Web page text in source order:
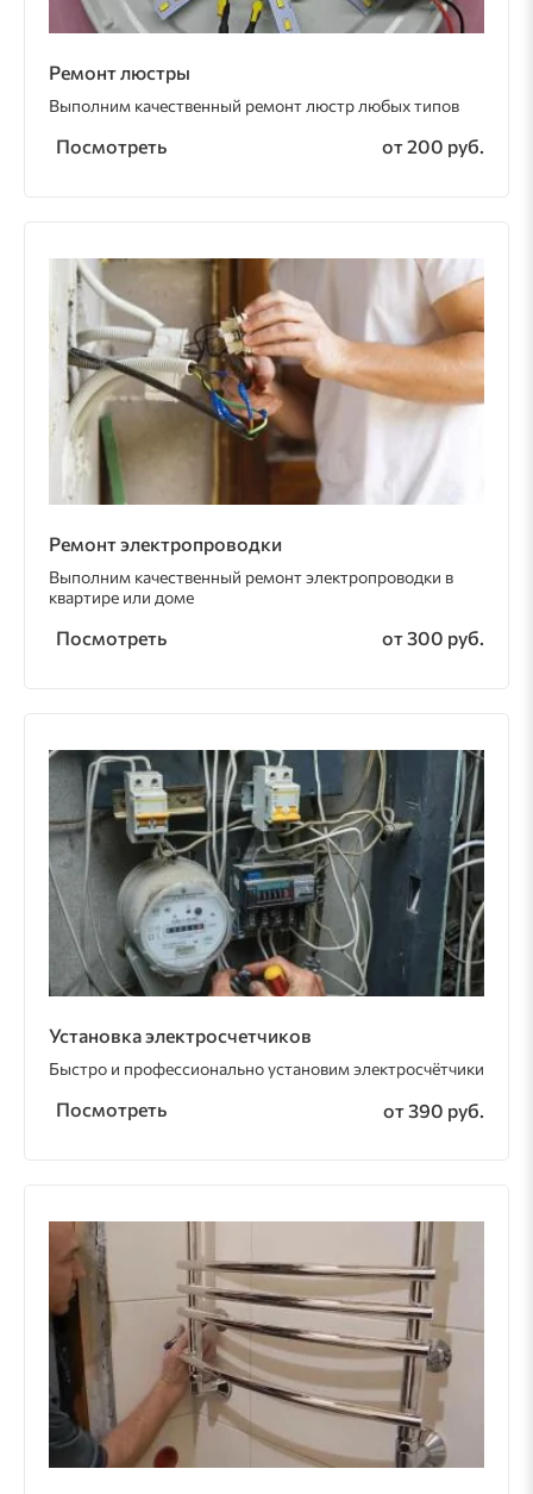
Ремонт люстры
Выполним качественный ремонт люстр любых типов
Посмотреть от 200 руб.
Ремонт электропроводки
Выполним качественный ремонт электропроводки в
квартире или доме
Посмотреть от 300 руб.
Установка электросчетчиков
Быстро и профессионально установим электросчётчики
Посмотреть от 390 руб.